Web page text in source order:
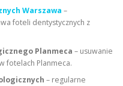
Warszawa –
foteli dentystycznych z
Planmeca – usuwanie
fotelach Planmeca.
– regularne